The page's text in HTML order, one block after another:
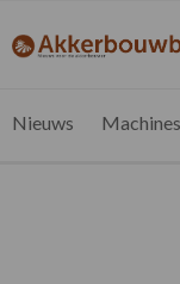
de
de
de
de
Nieuws Machines